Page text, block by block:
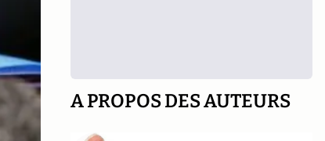
A PROPOS DES AUTEURS